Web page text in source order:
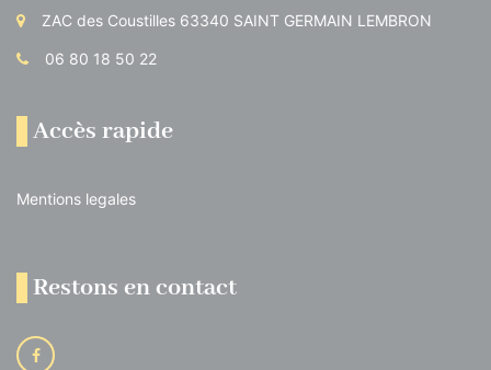
ZAC des Coustilles 63340 SAINT GERMAIN LEMBRON
06 80 18 50 22
Accès rapide
Mentions legales
Restons en contact